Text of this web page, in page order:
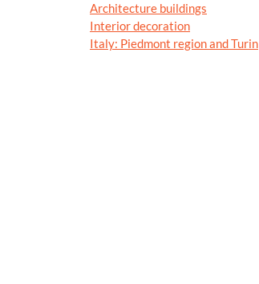
Architecture buildings
Interior decoration
Italy: Piedmont region and Turin